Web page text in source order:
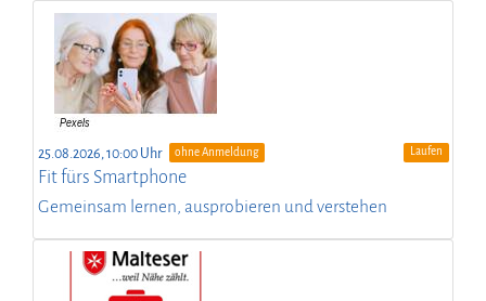
25.08.2026, 10:00 Uhr ohne Anmeldung Laufen
Fit fürs Smartphone
Gemeinsam lernen, ausprobieren und verstehen